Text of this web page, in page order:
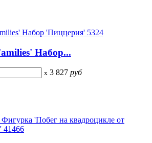
Набор...
x 3 827 руб